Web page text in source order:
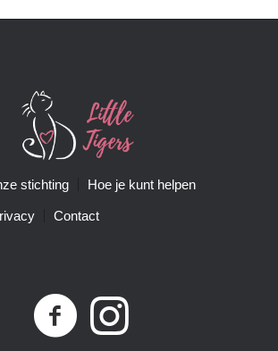
stichting Hoe je kunt helpen
Contact